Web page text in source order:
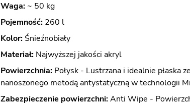
Waga: ~ 50 kg
Pojemność: 260 l
Kolor: Śnieźnobiały
Materiał: Najwyższej jakości akryl
Powierzchnia: Połysk - Lustrzana i idealnie płaska
nanoszonego metodą antystatyczną w technologii
Zabezpieczenie powierzchni:Anti Wipe -